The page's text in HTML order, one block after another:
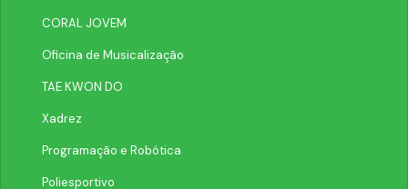
CORAL JOVEM
Oficina de Musicalização
TAE KWON DO
Xadrez
Programação e Robótica
Poliesportivo